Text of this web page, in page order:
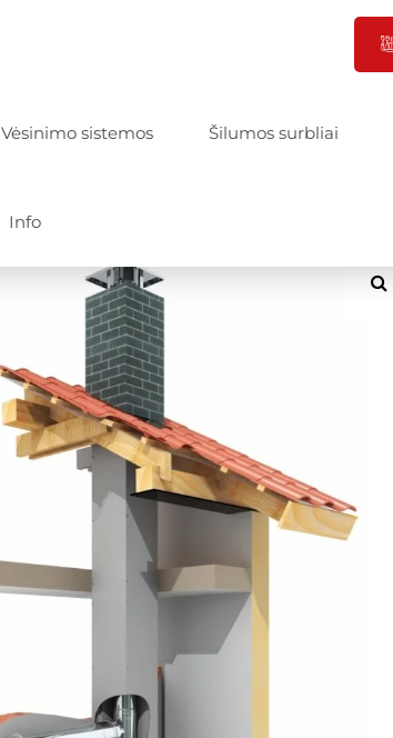
Vėsinimo sistemos Šilumos surbliai
Info